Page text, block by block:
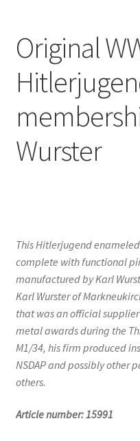
Original
Wurster
This Hitlerjugend
complete with functional
manufactured by Karl
Karl Wurster of
that was an official
metal awards during the
M1/34, his firm produced
NSDAP and possibly
others.
Article number: 15991